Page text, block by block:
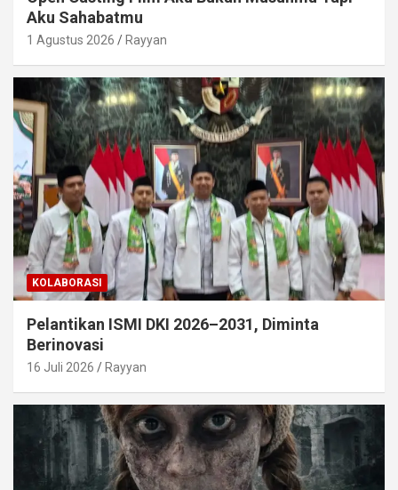
Aku Sahabatmu
1 Agustus 2026 Rayyan
KOLABORASI
Pelantikan ISMI DKI 2026–2031, Diminta
Berinovasi
16 Juli 2026 Rayyan